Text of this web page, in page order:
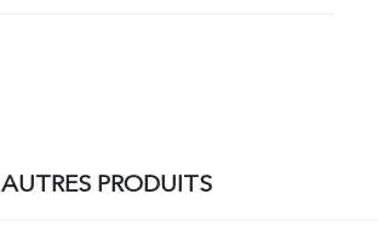
AUTRES PRODUITS